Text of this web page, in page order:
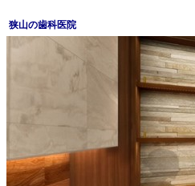
狭山の歯科医院